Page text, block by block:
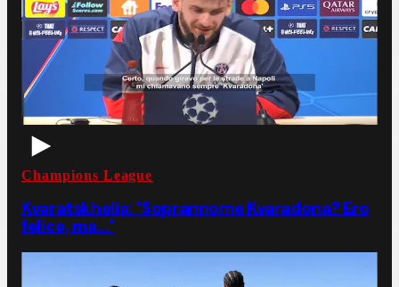
Champions League
Kvaratskhelia: "Soprannome Kvaradona? Ero
felice, ma..."